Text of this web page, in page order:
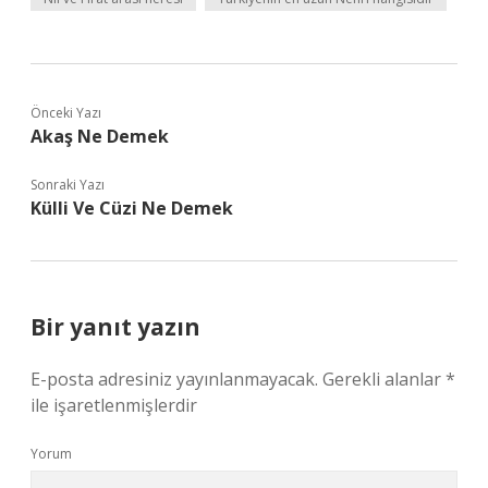
Önceki Yazı
Akaş Ne Demek
Sonraki Yazı
Külli Ve Cüzi Ne Demek
Bir yanıt yazın
E-posta adresiniz yayınlanmayacak. Gerekli alanlar*
ile işaretlenmişlerdir
Yorum